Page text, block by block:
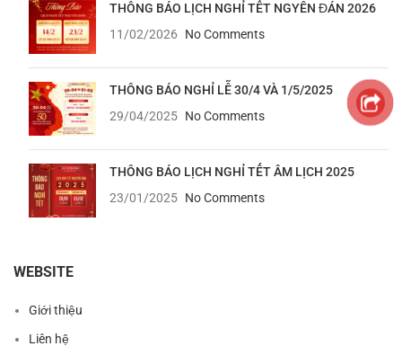
THÔNG BÁO LỊCH NGHỈ TẾT NGYÊN ĐÁN 2026
11/02/2026
No Comments
THÔNG BÁO NGHỈ LỄ 30/4 VÀ 1/5/2025
29/04/2025 No Comments
THÔNG BÁO LỊCH NGHỈ TẾT ÂM LỊCH 2025
23/01/2025 No Comments
WEBSITE
Giới thiệu
Liên hệ